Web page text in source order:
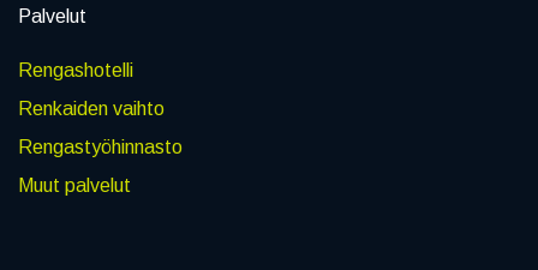
Palvelut
Rengashotelli
Renkaiden vaihto
Rengastyöhinnasto
Muut palvelut